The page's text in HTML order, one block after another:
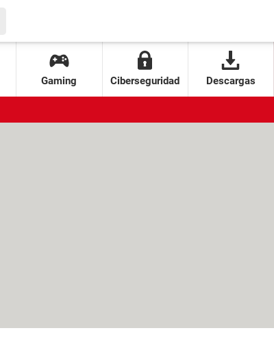
Gaming Ciberseguridad Descargas